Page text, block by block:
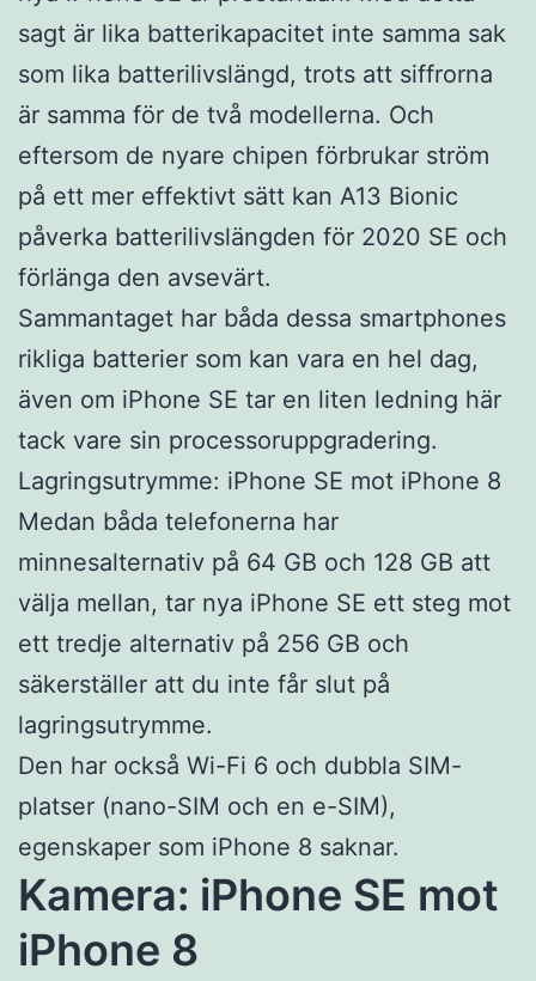
sagt är lika batterikapacitet inte samma sak
som lika batterilivslängd, trots att siffrorna
är samma för de två modellerna. Och
eftersom de nyare chipen förbrukar ström
på ett mer effektivt sätt kan A13 Bionic
påverka batterilivslängden för 2020 SE och
förlänga den avsevärt.
Sammantaget har båda dessa smartphones
rikliga batterier som kan vara en hel dag,
även om iPhone SE tar en liten ledning här
tack vare sin processoruppgradering.
Lagringsutrymme: iPhone SE mot iPhone 8
Medan båda telefonerna har
minnesalternativ på 64 GB och 128 GB att
välja mellan, tar nya iPhone SE ett steg mot
ett tredje alternativ på 256 GB och
säkerställer att du inte får slut på
lagringsutrymme.
Den har också Wi-Fi 6 och dubbla SIM-
platser (nano-SIM och en e-SIM),
egenskaper som iPhone 8 saknar.
Kamera: iPhone SE mot
iPhone 8